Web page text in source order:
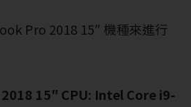
Pro 2018 15″ 機種來進行
15″ CPU: Intel Core i9-